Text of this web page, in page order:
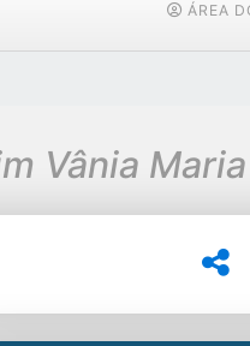
ÁREA
Vânia Maria